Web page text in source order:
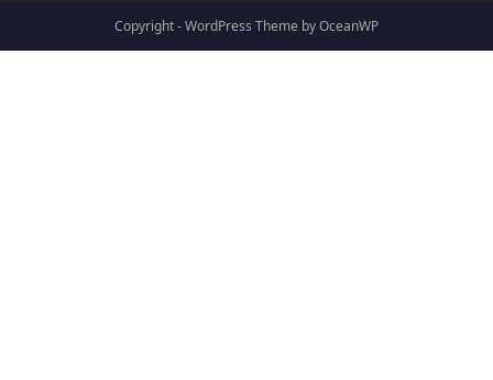
Copyright - WordPress Theme by OceanWP